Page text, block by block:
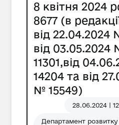
8 квітня 2024
8677 (в
від 22.04.2024
від 03.05.2024
11301,від
14204 та від
№ 15549)
28.06.2024 |
Департамент